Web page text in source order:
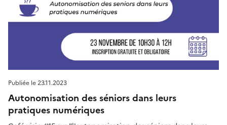
Publiée le23.11.2023
Autonomisation des séniors dans leurs
pratiques numériques